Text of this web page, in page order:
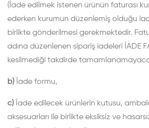
(İade edilmek istenen ürünün faturası
ederken kurumun düzenlemiş olduğu
birlikte gönderilmesi gerekmektedir.
adına düzenlenen sipariş iadeleri İADE
kesilmediği takdirde
b) İade formu,
c) İade edilecek ürünlerin kutusu,
aksesuarları ile birlikte eksiksiz ve